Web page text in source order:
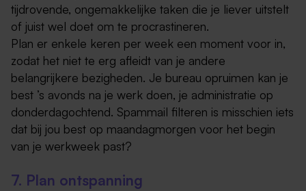
tijdrovende, ongemakkelijke taken die je liever uitstelt
of juist wel doet om te procrastineren.
Plan er enkele keren per week een moment voor in,
zodat het niet te erg afleidt van je andere
belangrijkere bezigheden. Je bureau opruimen kan je
best ’s avonds na je werk doen, je administratie op
donderdagochtend. Spammail filteren is misschien iets
dat bij jou best op maandagmorgen voor het begin
van je werkweek past?
7. Plan ontspanning